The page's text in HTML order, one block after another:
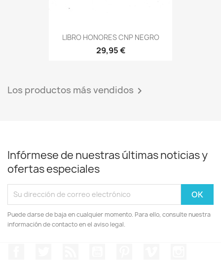
LIBRO HONORES CNP NEGRO
29,95 €
Los productos más vendidos 
Infórmese de nuestras últimas noticias y
ofertas especiales
Puede darse de baja en cualquier momento. Para ello, consulte nuestra
información de contacto en el aviso legal.